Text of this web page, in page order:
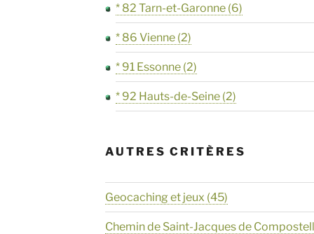
* 82 Tarn-et-Garonne (6)
* 86 Vienne (2)
* 91 Essonne (2)
* 92 Hauts-de-Seine (2)
AUTRES CRITÈRES
Geocaching et jeux (45)
Chemin de Saint-Jacques de